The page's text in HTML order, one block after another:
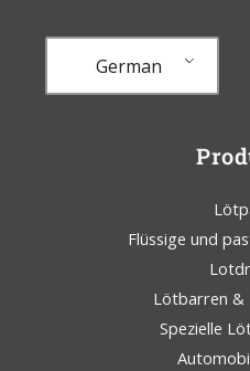
German
Flüssige und
Lötbarren &
Spezielle